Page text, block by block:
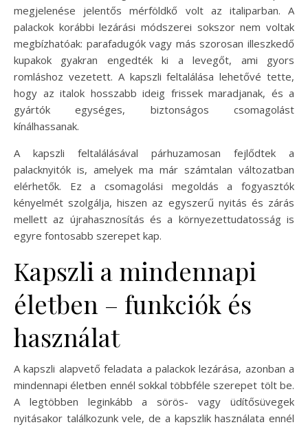
megjelenése jelentős mérföldkő volt az italiparban. A
palackok korábbi lezárási módszerei sokszor nem voltak
megbízhatóak: parafadugók vagy más szorosan illeszkedő
kupakok gyakran engedték ki a levegőt, ami gyors
romláshoz vezetett. A kapszli feltalálása lehetővé tette,
hogy az italok hosszabb ideig frissek maradjanak, és a
gyártók egységes, biztonságos csomagolást
kínálhassanak.
A kapszli feltalálásával párhuzamosan fejlődtek a
palacknyitók is, amelyek ma már számtalan változatban
elérhetők. Ez a csomagolási megoldás a fogyasztók
kényelmét szolgálja, hiszen az egyszerű nyitás és zárás
mellett az újrahasznosítás és a környezettudatosság is
egyre fontosabb szerepet kap.
Kapszli a mindennapi
életben – funkciók és
használat
A kapszli alapvető feladata a palackok lezárása, azonban a
mindennapi életben ennél sokkal többféle szerepet tölt be.
A legtöbben leginkább a sörös- vagy üdítősüvegek
nyitásakor találkozunk vele, de a kapszlik használata ennél